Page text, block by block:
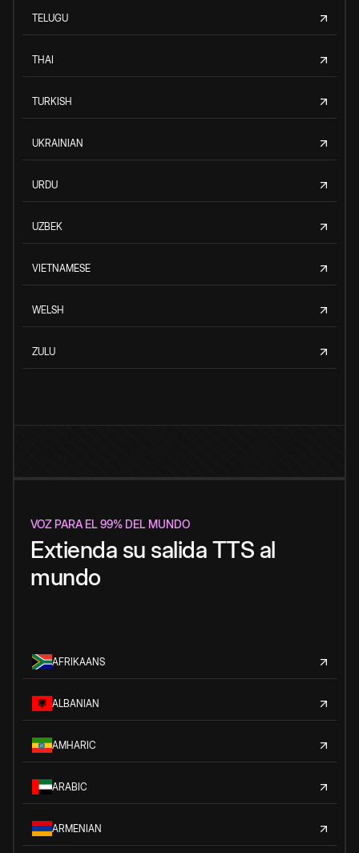
TELUGU
THAI
TURKISH
UKRAINIAN
URDU
UZBEK
VIETNAMESE
WELSH
ZULU
VOZ PARA EL 99% DEL MUNDO
Extienda su salida TTS al
mundo
AFRIKAANS
ALBANIAN
AMHARIC
ARABIC
ARMENIAN